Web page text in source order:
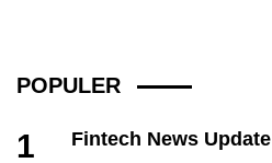
jika...
POPULER
1 Fintech News Update